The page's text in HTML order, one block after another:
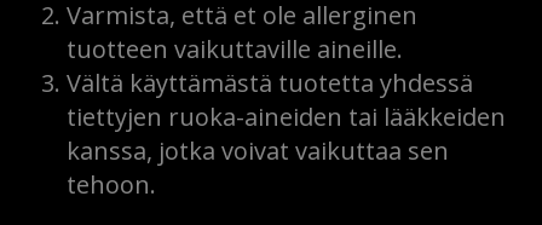
Varmista, että et ole allerginen
tuotteen vaikuttaville aineille.
Vältä käyttämästä tuotetta yhdessä
tiettyjen ruoka-aineiden tai lääkkeiden
kanssa, jotka voivat vaikuttaa sen
tehoon.